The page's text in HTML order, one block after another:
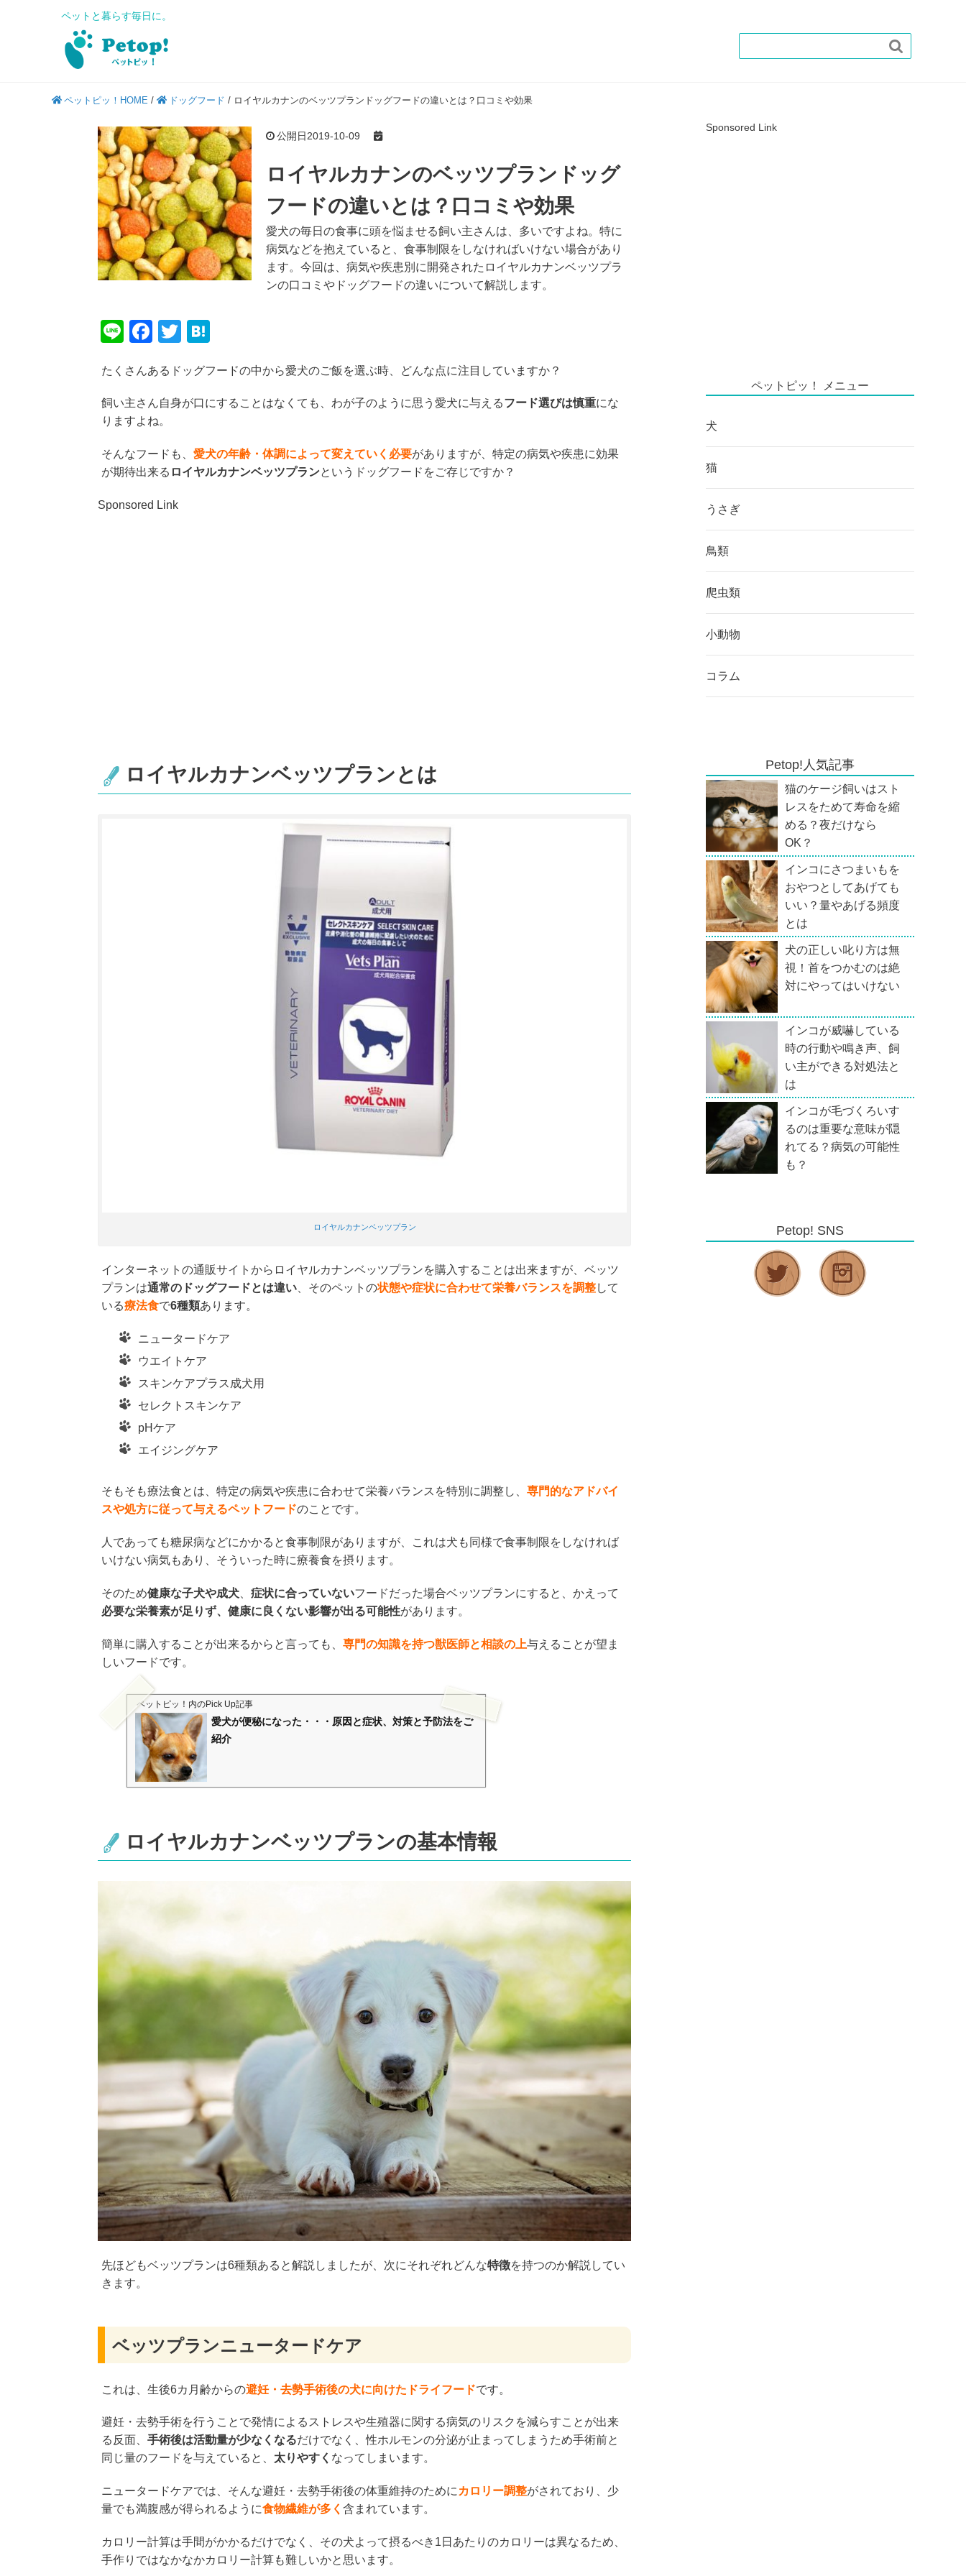
ペットと暮らす毎日に。

ペットピッ！HOME / ドッグフード / ロイヤルカナンのベッツプランドッグフードの違いとは？口コミや効果
公開日2019-10-09
ロイヤルカナンのベッツプランドッグ
フードの違いとは？口コミや効果
愛犬の毎日の食事に頭を悩ませる飼い主さんは、多いですよね。特に
病気などを抱えていると、食事制限をしなければいけない場合があり
ます。今回は、病気や疾患別に開発されたロイヤルカナンベッツプラ
ンの口コミやドッグフードの違いについて解説します。
Li
e
F
c
e
b
o
o
T
tt
er
e
n
たくさんあるドッグフードの中から愛犬のご飯を選ぶ時、どんな点に注目していますか？
飼い主さん自身が口にすることはなくても、わが子のように思う愛犬に与えるフード選びは慎重にな
りますよね。
そんなフードも、 愛犬の年齢・体調によって変えていく必要がありますが、特定の病気や疾患に効果
が期待出来る ロイヤルカナンベッツプランというドッグフードをご存じですか？
Sponsored Link
ロイヤルカナンベッツプランとは
ロイヤルカナンベッツプラン
インターネットの通販サイトからロイヤルカナンベッツプランを購入することは出来ますが、ベッツ
プランは通常のドッグフードとは違い、そのペットの状態や症状に合わせて栄養バランスを調整して
いる療法食で6種類あります。
ニュータードケア
ウエイトケア
スキンケアプラス成犬用
セレクトスキンケア
pHケア
エイジングケア
そもそも療法食とは、特定の病気や疾患に合わせて栄養バランスを特別に調整し、 専門的なアドバイ
スや処方に従って与えるペットフードのことです。
人であっても糖尿病などにかかると食事制限がありますが、これは犬も同様で食事制限をしなければ
いけない病気もあり、そういった時に療養食を摂ります。
そのため健康な子犬や成犬、 症状に合っていないフードだった場合ベッツプランにすると、かえって
必要な栄養素が足りず、健康に良くない影響が出る可能性があります。
簡単に購入することが出来るからと言っても、 専門の知識を持つ獣医師と相談の上与えることが望ま
しいフードです。
ペットピッ！ 内のPick Up記事
愛犬が便秘になった・・・原因と症状、対策と予防法をご
紹介
ロイヤルカナンベッツプランの基本情報
先ほどもベッツプランは6種類あると解説しましたが、次にそれぞれどんな特徴を持つのか解説してい
きます。
ベッツプランニュータードケア
これは、生後6カ月齢からの避妊・去勢手術後の犬に向けたドライフードです。
避妊・去勢手術を行うことで発情によるストレスや生殖器に関する病気のリスクを減らすことが出来
る反面、 手術後は活動量が少なくなるだけでなく、性ホルモンの分泌が止まってしまうため手術前と
同じ量のフードを与えていると、 太りやすく なってしまいます。
ニュータードケアでは、そんな避妊・去勢手術後の体重維持のために カロリー調整がされており、少
量でも満腹感が得られるように食物繊維が多く 含まれています。
カロリー計算は手間がかかるだけでなく、その犬よって摂るべき1日あたりのカロリーは異なるため、
手作りではなかなかカロリー計算も難しいかと思います。
Sponsored Link
ペットピッ！ メニュー
犬
猫
うさぎ
鳥類
爬虫類
小動物
コラム
Petop!人気記事
猫のケージ飼いはスト
レスをためて寿命を縮
める？夜だけなら
OK？
インコにさつまいもを
おやつとしてあげても
いい？量やあげる頻度
とは
犬の正しい叱り方は無
視！首をつかむのは絶
対にやってはいけない
インコが威嚇している
時の行動や鳴き声、飼
い主ができる対処法と
は
インコが毛づくろいす
るのは重要な意味が隠
れてる？病気の可能性
も？
Petop! SNS